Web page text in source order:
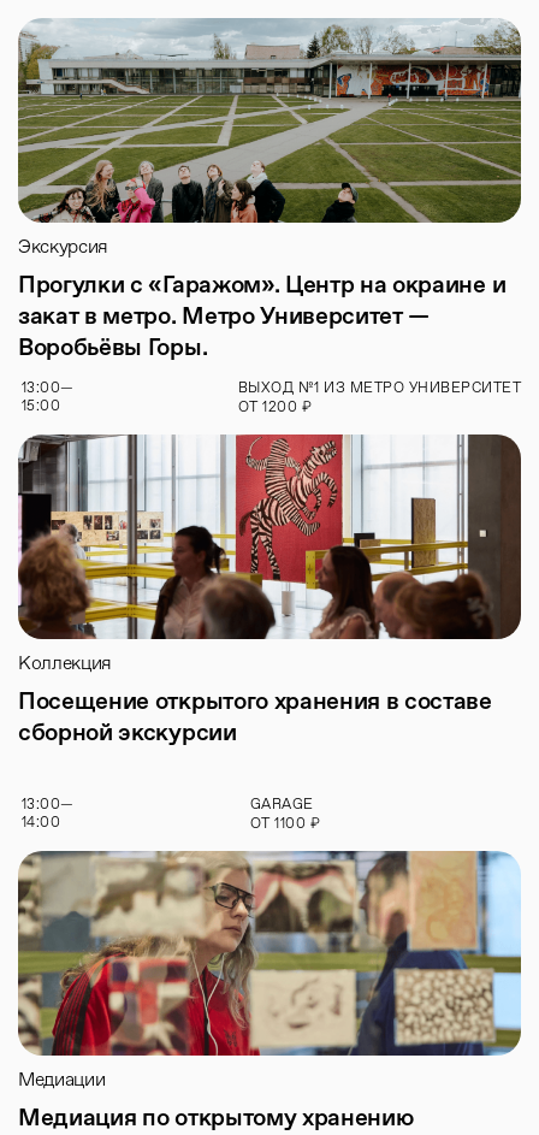
Экскурсия
Прогулки с «Гаражом». Центр на окраине и
закат в метро. Метро Университет —
Воробьёвы Горы.
13:00—
15:00
ВЫХОД №1 ИЗ МЕТРО УНИВЕРСИТЕТ
ОТ1200 ₽
Коллекция
Посещение открытого хранения в составе
сборной экскурсии
13:00—
14:00
GARAGE
ОТ1100 ₽
Медиации
Медиация по открытому хранению